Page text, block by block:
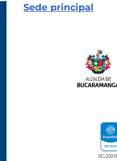
Sede principal